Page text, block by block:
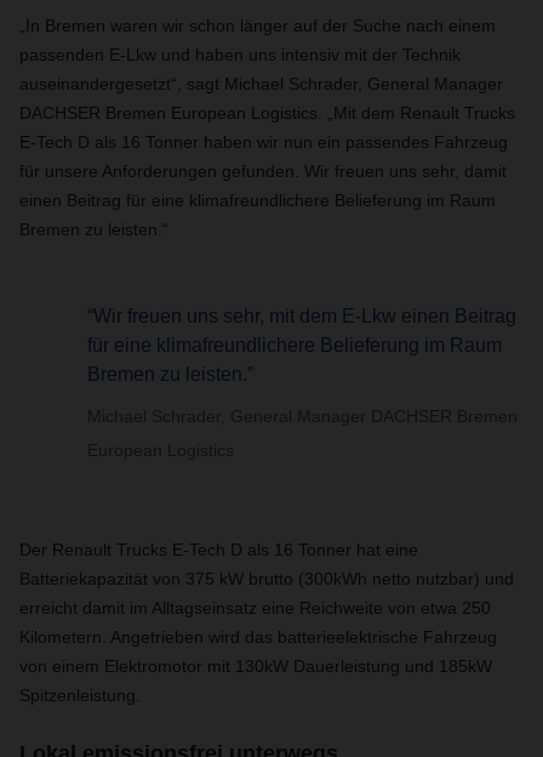
„In Bremen waren wir schon länger auf der Suche nach einem
passenden E-Lkw und haben uns intensiv mit der Technik
auseinandergesetzt“, sagt Michael Schrader, General Manager
DACHSER Bremen European Logistics. „Mit dem Renault Trucks
E-Tech D als 16 Tonner haben wir nun ein passendes Fahrzeug
für unsere Anforderungen gefunden. Wir freuen uns sehr, damit
einen Beitrag für eine klimafreundlichere Belieferung im Raum
Bremen zu leisten.“
“Wir freuen uns sehr, mit dem E-Lkw einen Beitrag
für eine klimafreundlichere Belieferung im Raum
Bremen zu leisten.”
Michael Schrader, General Manager DACHSER Bremen
European Logistics
Der Renault Trucks E-Tech D als 16 Tonner hat eine
Batteriekapazität von 375 kW brutto (300kWh netto nutzbar) und
erreicht damit im Alltagseinsatz eine Reichweite von etwa 250
Kilometern. Angetrieben wird das batterieelektrische Fahrzeug
von einem Elektromotor mit 130kW Dauerleistung und 185kW
Spitzenleistung.